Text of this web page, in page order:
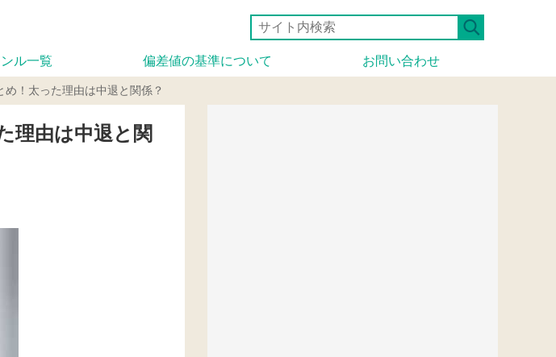
ル一覧 偏差値の基準について お問い合わせ
！太った理由は中退と関係？
理由は中退と関